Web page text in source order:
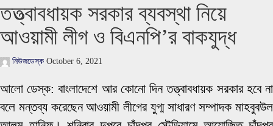
তত্ত্বাবধায়ক সরকার ব্যবস্থা নিয়ে
আওয়ামী লীগ ও বিএনপি’র বাকযুদ্ধ
নিউজডেস্ক October 6, 2021
আলো ডেস্ক: বাংলাদেশে আর কোনো দিন তত্ত্বাবধায়ক সরকার হবে না
বলে মন্তব্য করেছেন আওয়ামী লীগের যুগ্ম সাধারণ সম্পাদক মাহবুবউল